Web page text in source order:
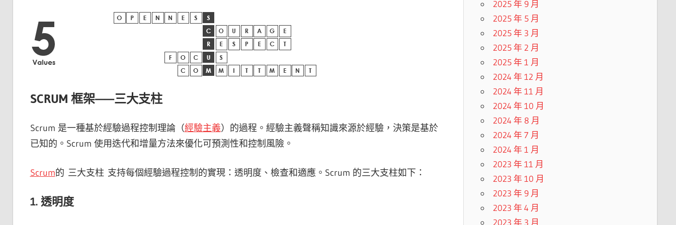
SCRUM 框架——三大支柱
Scrum 是一種基於經驗過程控制理論（經驗主義）的過程。經驗主義聲稱知識來源於經驗，決策是基於
已知的。Scrum 使用迭代和增量方法來優化可預測性和控制風險。
Scrum的 三大支柱 支持每個經驗過程控制的實現：透明度、檢查和適應。Scrum 的三大支柱如下：
1. 透明度
2025 年 9 月
2025 年 5 月
2025 年 3 月
2025 年 2 月
2025 年 1 月
2024 年 12 月
2024 年 11 月
2024 年 10 月
2024 年 8 月
2024 年 7 月
2024 年 1 月
2023 年 11 月
2023 年 10 月
2023 年 9 月
2023 年 4 月
2023 年 3 月